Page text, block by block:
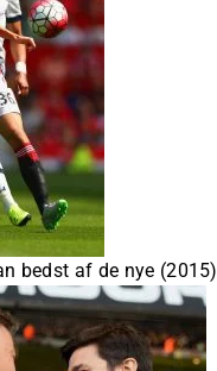
bedst af de nye (2015)